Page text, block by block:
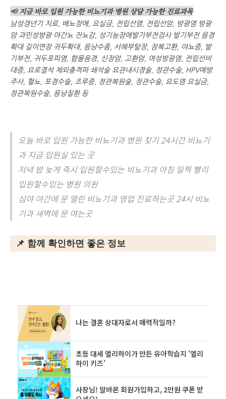
📢지금 바로 입원 가능한 비뇨기과 병원 상담 가능한 진료과목
남성갱년기 치료, 배뇨장애, 요실금, 전립선염, 전립선암, 방광염 방광
암 과민성방광 야간뇨 잔뇨감, 성기능장애발기부전검사 발기부전 음경
확대 길이연장 귀두확대, 음낭수종, 서혜부탈장, 잠복고환, 야뇨증, 발
기부전, 귀두포피염, 함몰음경, 신장암, 고환암, 여성방광염, 전립선비
대증, 요로결석 체외충격파 쇄석술 요관내시경술, 정관수술, HPV예방
주사, 혈뇨, 포경수술, 조루증, 정관복원술, 정관수술, 요도염 요실금,
정관복원수술, 음낭질환 등
오늘 바로 입원 가능한 비뇨기과 병원 찾기 24시간 비뇨기
과 지금 입원실 있는 곳
저녁 밤 늦게 즉시 입원할수있는 비뇨기과 아침 일찍 빨리
입원할수있는 병원 의원
심야 야간에 문 열린 비뇨기과 영업 진료하는곳 24시 비뇨
기과 새벽에 문 여는곳
📌 함께 확인하면 좋은 정보